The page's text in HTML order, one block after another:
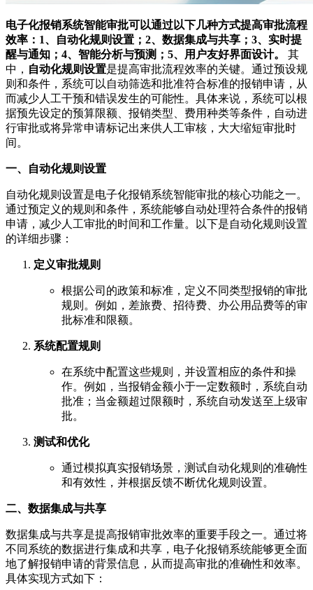
电子化报销系统智能审批可以通过以下几种方式提高审批流程
效率：1、自动化规则设置；2、数据集成与共享；3、实时提
醒与通知；4、智能分析与预测；5、用户友好界面设计。
其
中， 自动化规则设置是提高审批流程效率的关键。通过预设规
则和条件，系统可以自动筛选和批准符合标准的报销申请，从
而减少人工干预和错误发生的可能性。具体来说，系统可以根
据预先设定的预算限额、报销类型、费用种类等条件，自动进
行审批或将异常申请标记出来供人工审核，大大缩短审批时
间。
一、自动化规则设置
自动化规则设置是电子化报销系统智能审批的核心功能之一。
通过预定义的规则和条件，系统能够自动处理符合条件的报销
申请，减少人工审批的时间和工作量。以下是自动化规则设置
的详细步骤：
定义审批规则
根据公司的政策和标准，定义不同类型报销的审批
规则。例如，差旅费、招待费、办公用品费等的审
批标准和限额。
系统配置规则
在系统中配置这些规则，并设置相应的条件和操
作。例如，当报销金额小于一定数额时，系统自动
批准；当金额超过限额时，系统自动发送至上级审
批。
测试和优化
通过模拟真实报销场景，测试自动化规则的准确性
和有效性，并根据反馈不断优化规则设置。
二、数据集成与共享
数据集成与共享是提高报销审批效率的重要手段之一。通过将
不同系统的数据进行集成和共享，电子化报销系统能够更全面
地了解报销申请的背景信息，从而提高审批的准确性和效率。
具体实现方式如下：